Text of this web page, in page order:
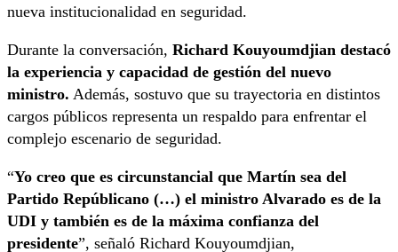
nueva institucionalidad en seguridad.
Durante la conversación, Richard Kouyoumdjian destacó
la experiencia y capacidad de gestión del nuevo
ministro. Además, sostuvo que su trayectoria en distintos
cargos públicos representa un respaldo para enfrentar el
complejo escenario de seguridad.
“Yo creo que es circunstancial que Martín sea del
Partido Repúblicano (…) el ministro Alvarado es de la
UDI y también es de la máxima confianza del
presidente”, señaló Richard Kouyoumdjian,